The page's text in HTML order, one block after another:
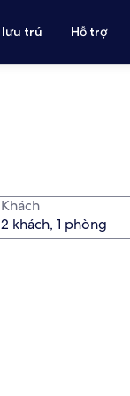
trú Hỗ trợ
Khách